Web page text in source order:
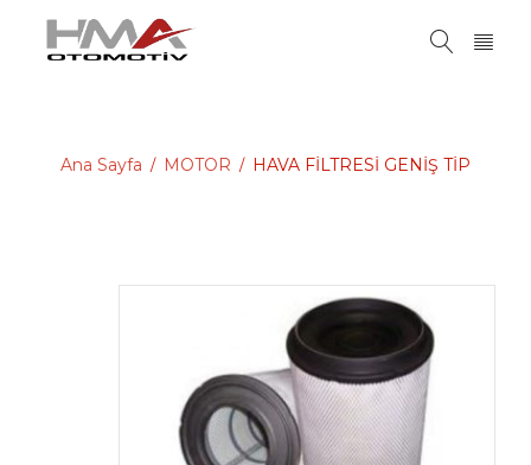
Ana Sayfa / MOTOR / HAVA FİLTRESİ GENİŞ TİP